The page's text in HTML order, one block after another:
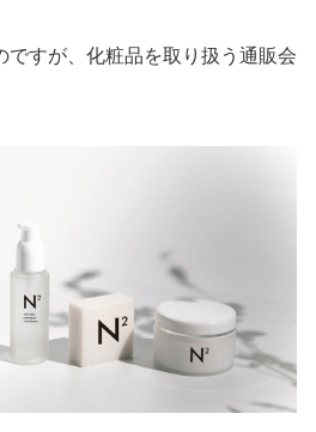
ですが、化粧品を取り扱う通販会